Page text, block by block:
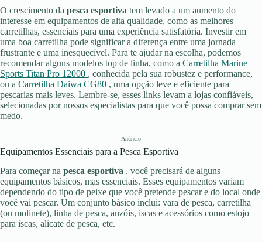
O crescimento da pesca esportiva tem levado a um aumento do
interesse em equipamentos de alta qualidade, como as melhores
carretilhas, essenciais para uma experiência satisfatória. Investir em
uma boa carretilha pode significar a diferença entre uma jornada
frustrante e uma inesquecível. Para te ajudar na escolha, podemos
recomendar alguns modelos top de linha, como a Carretilha Marine
Sports Titan Pro 12000 , conhecida pela sua robustez e performance,
ou a Carretilha Daiwa CG80 , uma opção leve e eficiente para
pescarias mais leves. Lembre-se, esses links levam a lojas confiáveis,
selecionadas por nossos especialistas para que você possa comprar sem
medo.
Anúncio
Equipamentos Essenciais para a Pesca Esportiva
Para começar na pesca esportiva , você precisará de alguns
equipamentos básicos, mas essenciais. Esses equipamentos variam
dependendo do tipo de peixe que você pretende pescar e do local onde
você vai pescar. Um conjunto básico inclui: vara de pesca, carretilha
(ou molinete), linha de pesca, anzóis, iscas e acessórios como estojo
para iscas, alicate de pesca, etc.